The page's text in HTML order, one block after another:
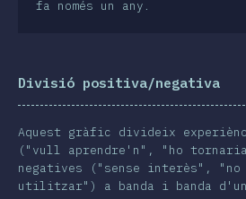
fa només un any.
Divisió positiva/negativa
Aquest gràfic divideix
("vull aprendre'n", "ho
negatives ("sense interès",
utilitzar") a banda i banda